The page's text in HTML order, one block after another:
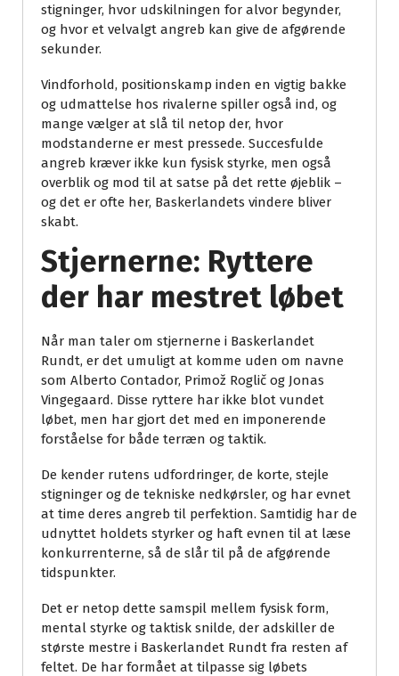
stigninger, hvor udskilningen for alvor begynder,
og hvor et velvalgt angreb kan give de afgørende
sekunder.
Vindforhold, positionskamp inden en vigtig bakke
og udmattelse hos rivalerne spiller også ind, og
mange vælger at slå til netop der, hvor
modstanderne er mest pressede. Succesfulde
angreb kræver ikke kun fysisk styrke, men også
overblik og mod til at satse på det rette øjeblik –
og det er ofte her, Baskerlandets vindere bliver
skabt.
Stjernerne: Ryttere
der har mestret løbet
Når man taler om stjernerne i Baskerlandet
Rundt, er det umuligt at komme uden om navne
som Alberto Contador, Primož Roglič og Jonas
Vingegaard. Disse ryttere har ikke blot vundet
løbet, men har gjort det med en imponerende
forståelse for både terræn og taktik.
De kender rutens udfordringer, de korte, stejle
stigninger og de tekniske nedkørsler, og har evnet
at time deres angreb til perfektion. Samtidig har de
udnyttet holdets styrker og haft evnen til at læse
konkurrenterne, så de slår til på de afgørende
tidspunkter.
Det er netop dette samspil mellem fysisk form,
mental styrke og taktisk snilde, der adskiller de
største mestre i Baskerlandet Rundt fra resten af
feltet. De har formået at tilpasse sig løbets